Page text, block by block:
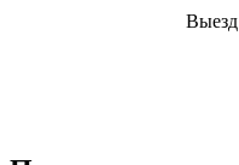
Выезд